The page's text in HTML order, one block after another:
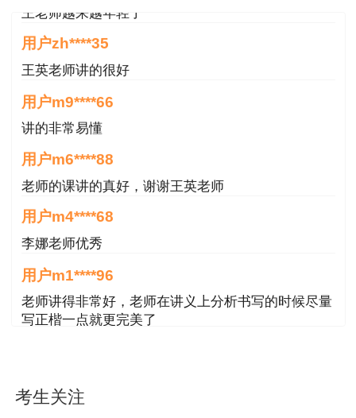
用户zh****35
王英老师讲的很好
用户m9****66
讲的非常易懂
用户m6****88
老师的课讲的真好，谢谢王英老师
用户m4****68
李娜老师优秀
用户m1****96
老师讲得非常好，老师在讲义上分析书写的时候尽量
写正楷一点就更完美了
用户85****06
考生关注